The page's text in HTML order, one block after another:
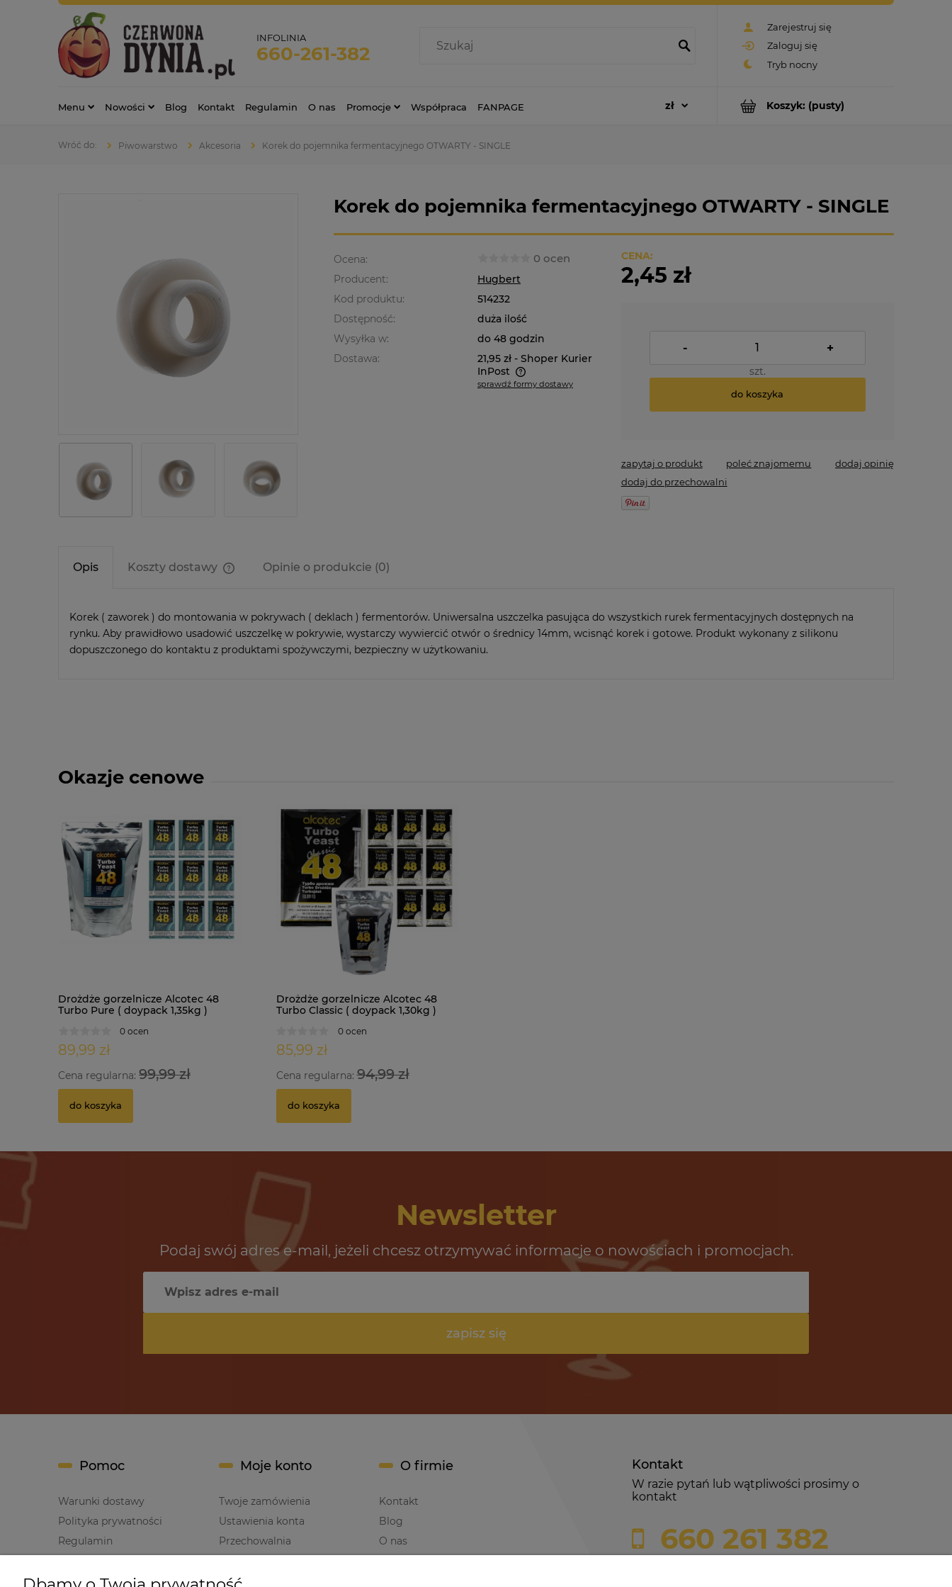
Zarejestruj się
Zaloguj się
INFOLINIA
660-261-382
Koszyk: (pusty)
Menu Nowości Blog Kontakt Regulamin O nas Promocje Współpraca FANPAGE
Piwowarstwo Akcesoria Korek do pojemnika fermentacyjnego OTWARTY - SINGLE
Korek do pojemnika fermentacyjnego OTWARTY - SINGLE
Ocena: 0 ocen
Producent:
Hugbert
Kod produktu:
514232
Dostępność:
duża ilość
Wysyłka w:
do 48 godzin
Dostawa:
21,95 zł - Shoper Kurier
InPost
sprawdź formy dostawy
CENA:
2,45 zł
- +
szt.
do koszyka
zapytaj o produkt poleć znajomemu
dodaj opinię
dodaj do przechowalni
Opis Koszty dostawy
kosztów płatności
Opinie o produkcie (0)
Korek ( zaworek ) do montowania w pokrywach ( deklach ) fermentorów. Uniwersalna uszczelka pasująca do wszystkich rurek fermentacyjnych dostępnych na
rynku. Aby prawidłowo usadowić uszczelkę w pokrywie, wystarczy wywiercić otwór o średnicy 14mm, wcisnąć korek i gotowe. Produkt wykonany z silikonu
dopuszczonego do kontaktu z produktami spożywczymi, bezpieczny w użytkowaniu.
Okazje cenowe
Drożdże gorzelnicze Alcotec 48
Turbo Pure ( doypack 1,35kg )
0 ocen
89,99 zł
Cena regularna: 99,99 zł
do koszyka
Drożdże gorzelnicze Alcotec 48
Turbo Classic ( doypack 1,30kg )
0 ocen
85,99 zł
Cena regularna:94,99 zł
do koszyka
Newsletter
Podaj swój adres e-mail, jeżeli chcesz otrzymywać informacje o nowościach i promocjach.
zapisz się
Kontakt
W razie pytań lub wątpliwości prosimy o
kontakt
660 261 382
Pomoc
Warunki dostawy
Polityka prywatności
Regulamin
Moje konto
Twoje zamówienia
Ustawienia konta
Przechowalnia
O firmie
Kontakt
Blog
O nas